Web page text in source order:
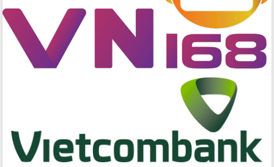
UBND tỉnh Đắk Lắk triển khai công tác
quốc phòng, quân sự địa phương năm
2026
Đắk Lắk tập trung toàn lực khắc phục
tồn tại IUU, sẵn sàng làm việc với
Rộn ràng lễ hội truyền thống Sông
nước Đà Nông lần thứ I năm 2026
Kỳ họp Chuyên đề lần thứ Năm, HĐND